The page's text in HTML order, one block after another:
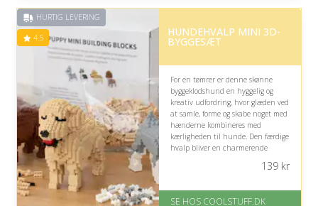
Gratis fragt
på 4.6 ud af 5
HURTIG LEVERING
4.5 HUNDEHVALP MINI 3D-
BYGGESÆT
For en tømrer er denne skønne
byggeklodshund en hyggelig og
kreativ udfordring, hvor glæden ved
at samle, forme og skabe noget med
hænderne kombineres med
kærligheden til hunde. Den færdige
hvalp bliver en charmerende
139kr
SE HOS COOLSTUFF.DK